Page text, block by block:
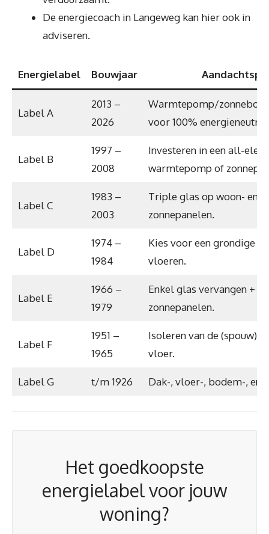
De energiecoach in Langeweg kan hier ook in
adviseren.
Energielabel Bouwjaar
Label A
2013 –
2026
Warmtepomp/
voor 100%
Label B
1997 –
2008
Investeren in een all-
warmtepomp of
Label C
1983 –
2003
Triple glas op woon- en
zonnepanelen.
Label D
1974 –
1984
Kies voor een grondige
vloeren.
Label E
1966 –
1979
Enkel glas vervangen +
zonnepanelen.
Label F
1951 –
1965
Isoleren van de (spouw)
vloer.
Label G t/m 1926 Dak-, vloer-, bodem-, en
Het goedkoopste
energielabel voor jouw
woning?